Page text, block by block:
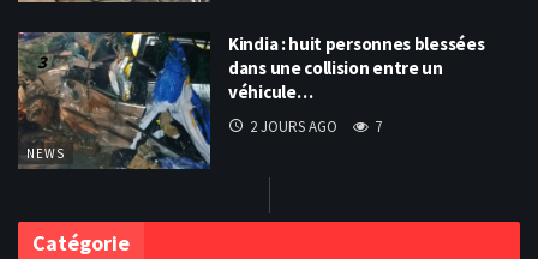
NEWS
Kindia : huit personnes blessées
dans une collision entre un
véhicule…
2 JOURS AGO 7
Catégorie